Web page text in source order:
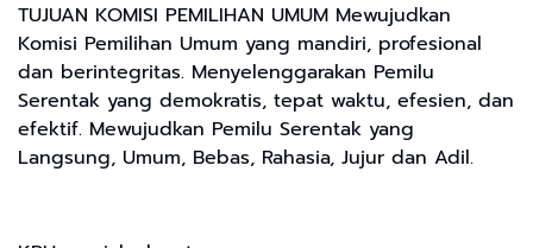
TUJUAN KOMISI PEMILIHAN UMUM Mewujudkan
Komisi Pemilihan Umum yang mandiri, profesional
dan berintegritas. Menyelenggarakan Pemilu
Serentak yang demokratis, tepat waktu, efesien, dan
efektif. Mewujudkan Pemilu Serentak yang
Langsung, Umum, Bebas, Rahasia, Jujur dan Adil.